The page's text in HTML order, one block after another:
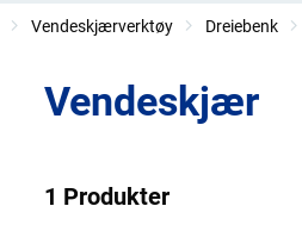
Vendeskjærverktøy Dreiebenk
Vendeskjær
1 Produkter